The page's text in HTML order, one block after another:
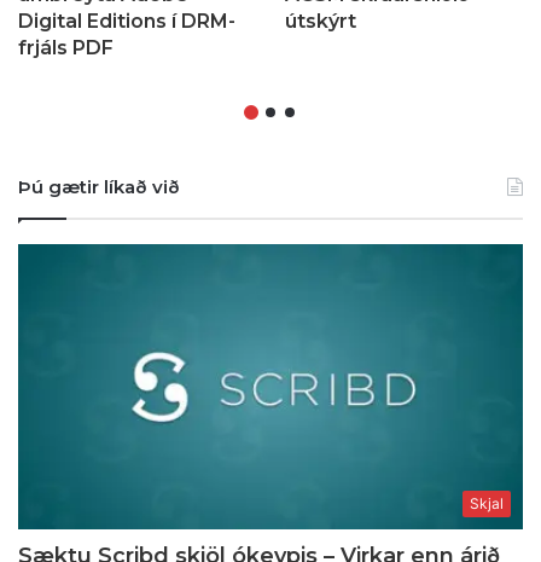
Digital Editions í DRM-
frjáls PDF
útskýrt
Þú gætir líkað við
Skjal
Sæktu Scribd skjöl ókeypis – Virkar enn árið